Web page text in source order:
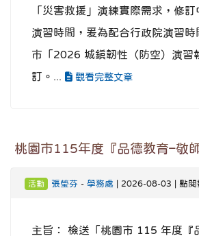
「災害救援」演練實際需求，修
演習時間，爰為配合行政院演習時
市「2026 城鎮韌性（防空）演習
訂。...
觀看完整文章
桃園市115年度『品德教育–敬
活動 張瑩芬 - 學務處 | 2026-08-03 | 點閱
主旨： 檢送「桃園市 115 年度『